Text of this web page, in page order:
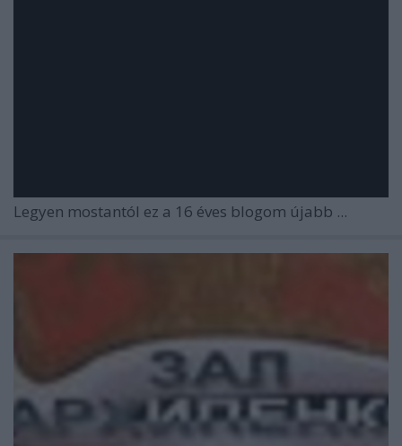
Legyen mostantól ez a 16 éves blogom újabb ...